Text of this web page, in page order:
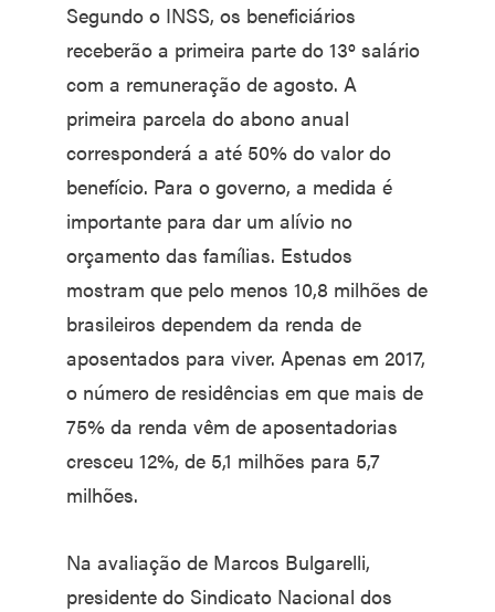
Segundo o INSS, os beneficiários
receberão a primeira parte do 13º salário
com a remuneração de agosto. A
primeira parcela do abono anual
corresponderá a até 50% do valor do
benefício. Para o governo, a medida é
importante para dar um alívio no
orçamento das famílias. Estudos
mostram que pelo menos 10,8 milhões de
brasileiros dependem da renda de
aposentados para viver. Apenas em 2017,
o número de residências em que mais de
75% da renda vêm de aposentadorias
cresceu 12%, de 5,1 milhões para 5,7
milhões.
Na avaliação de Marcos Bulgarelli,
presidente do Sindicato Nacional dos